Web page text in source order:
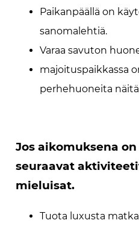
Paikanpäällä on
sanomalehtiä.
Varaa savuton
majoituspaikkassa
perhehuoneita
Jos aikomuksena
seuraavat
mieluisat.
Tuota luxusta